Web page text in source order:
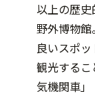
以上の歴
野外博物
良いスポ
観光する
気機関車